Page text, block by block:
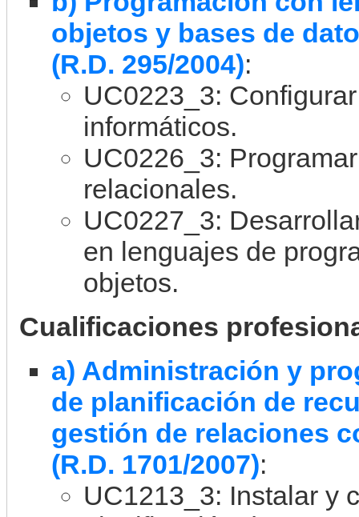
objetos y bases de
(R.D. 295/2004):
UC0223_3:
informáticos.
UC0226_3:
relacionales.
UC0227_3:
en lenguajes de
objetos.
Cualificaciones
a) Administración y
de planificación de
gestión de relaciones
(R.D. 1701/2007):
UC1213_3: Instalar y